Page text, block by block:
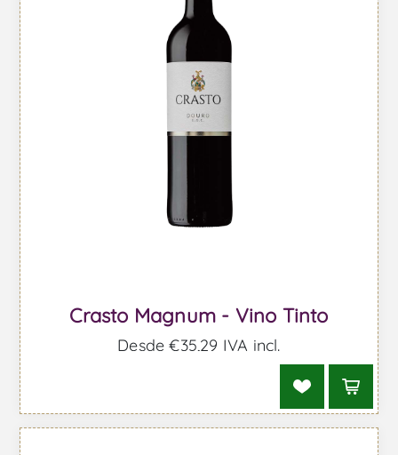
Crasto Magnum - Vino Tinto
Desde €35,29 IVA incl.